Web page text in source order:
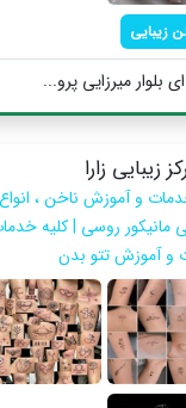
زیبایی
بلوار میرزایی پرو...
زیبایی زارا
و آموزش ناخن ،
مانیکور روسی | کلیه
و آموزش تتو بدن